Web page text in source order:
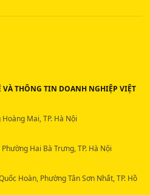
VÀ THÔNG TIN DOANH NGHIỆP VIỆT
Mai, TP. Hà Nội
Hai Bà Trưng, TP. Hà Nội
Hoàn, Phường Tân Sơn Nhất, TP. Hồ